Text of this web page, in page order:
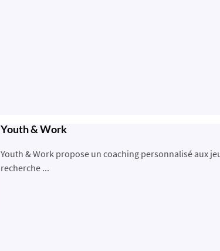
Youth & Work
Youth & Work propose un coaching personnalisé aux
recherche ...